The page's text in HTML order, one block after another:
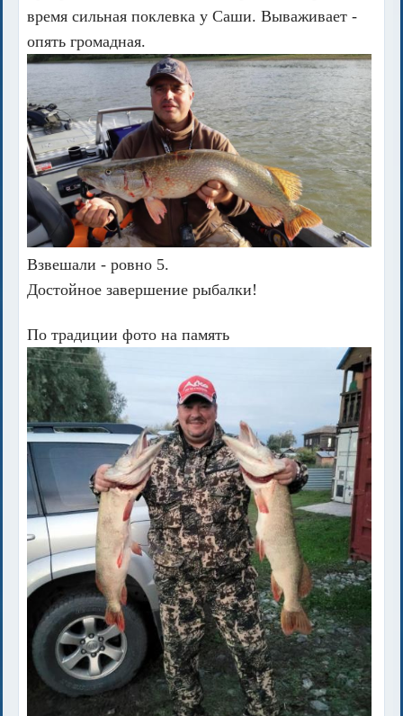
время сильная поклевка у Саши. Вываживает -
опять громадная.
Взвешали - ровно 5.
Достойное завершение рыбалки!
По традиции фото на память